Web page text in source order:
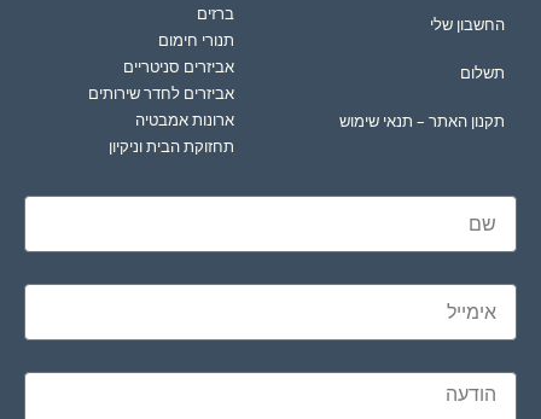
החשבון שלי
תשלום
תקנון האתר – תנאי שימוש
ברזים
תנורי חימום
אביזרים סניטריים
אביזרים לחדר שירותים
ארונות אמבטיה
תחזוקת הבית וניקיון